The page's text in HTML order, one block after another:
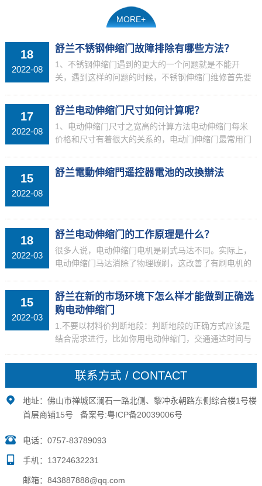
MORE+
18
2022-08
舒兰不锈钢伸缩门故障排除有哪些方法？
1、不锈钢伸缩门遇到的更大的一个问题就是不能开
关，遇到这样的问题的时候，不锈钢伸缩门维修首先要
必须要做全面检查。一般来说，如果不能开关，一般是
线路出现了...
17
2022-08
舒兰电动伸缩门尺寸如何计算呢？
1、电动伸缩门尺寸之宽高的计算方法电动伸缩门每米
价格和尺寸有着很大的关系的，电动门伸缩门最常用门
一般是1.6米，在选择电动伸缩门的时候，要告诉厂...
15
2022-08
舒兰電動伸缩門遥控器電池的改換辦法
18
2022-03
舒兰电动伸缩门的工作原理是什么？
很多人说，电动伸缩门电机是刷式马达不同。实际上，
电动伸缩门马达消除了物理碳刷，这改善了有刷电机的
速操作过程中的问题。可是，因为没有物理碳刷，该转
向模块，...
15
2022-03
舒兰在新的市场环境下怎么样才能做到正确选
购电动伸缩门
1.不要以材料价判断地段：判断地段的正确方式应该是
结合需求进行，比如你用电动伸缩门，交通通达时间与
生活配套是主要判断标准，能够满足职场要求以及日常
生活所及就可了。2.不要以城市功能区判断配套成熟与
联系方式 / CONTACT
地址：佛山市禅城区澜石一路北侧、黎冲永朝路东侧综合楼1号楼
首层商铺15号 备案号:粤ICP备20039006号
电话：0757-83789093
手机：13724632231
邮箱：843887888@qq.com